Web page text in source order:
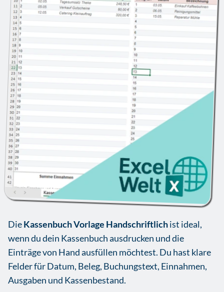
DieKassenbuch Vorlage Handschriftlichist ideal,
wenn du dein Kassenbuch ausdrucken und die
Einträge von Hand ausfüllen möchtest. Du hast klare
Felder für Datum, Beleg, Buchungstext, Einnahmen,
Ausgaben und Kassenbestand.